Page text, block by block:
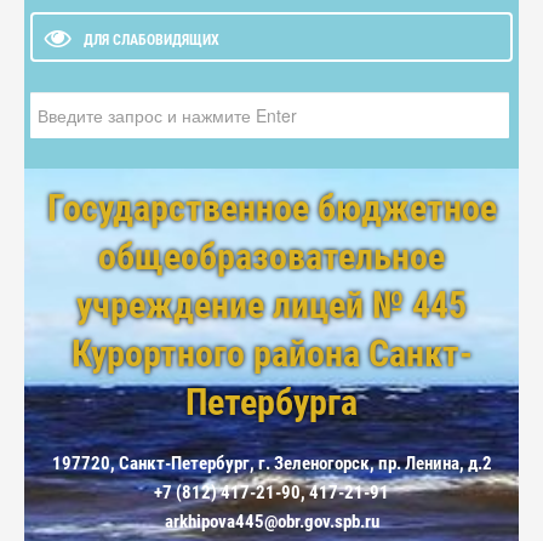
ДЛЯ СЛАБОВИДЯЩИХ
Государственное бюджетное
общеобразовательное
учреждение лицей № 445
Курортного района Санкт-
Петербурга
197720, Санкт-Петербург, г. Зеленогорск, пр. Ленина, д.2
+7 (812) 417-21-90, 417-21-91
arkhipova445@obr.gov.spb.ru